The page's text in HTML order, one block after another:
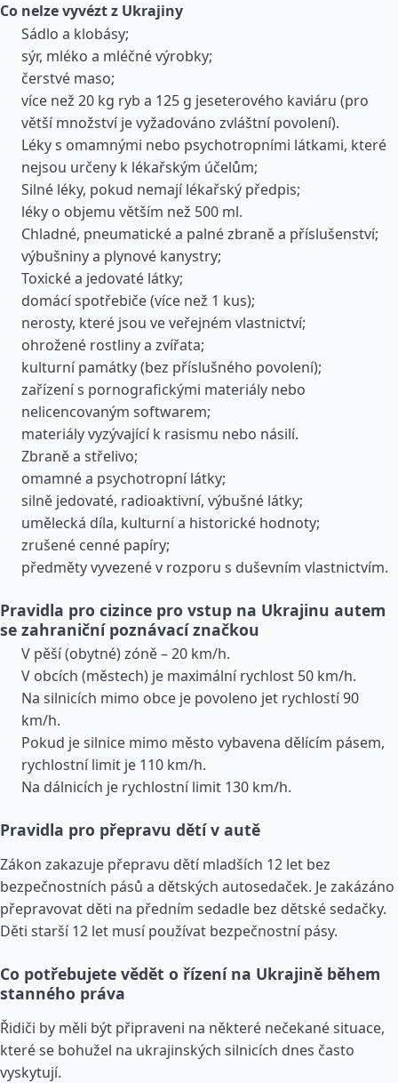
Co nelze vyvézt z Ukrajiny
Sádlo a klobásy;
sýr, mléko a mléčné výrobky;
čerstvé maso;
více než 20 kg ryb a 125 g jeseterového kaviáru (pro
větší množství je vyžadováno zvláštní povolení).
Léky s omamnými nebo psychotropními látkami, které
nejsou určeny k lékařským účelům;
Silné léky, pokud nemají lékařský předpis;
léky o objemu větším než 500 ml.
Chladné, pneumatické a palné zbraně a příslušenství;
výbušniny a plynové kanystry;
Toxické a jedovaté látky;
domácí spotřebiče (více než 1 kus);
nerosty, které jsou ve veřejném vlastnictví;
ohrožené rostliny a zvířata;
kulturní památky (bez příslušného povolení);
zařízení s pornografickými materiály nebo
nelicencovaným softwarem;
materiály vyzývající k rasismu nebo násilí.
Zbraně a střelivo;
omamné a psychotropní látky;
silně jedovaté, radioaktivní, výbušné látky;
umělecká díla, kulturní a historické hodnoty;
zrušené cenné papíry;
předměty vyvezené v rozporu s duševním vlastnictvím.
Pravidla pro cizince pro vstup na Ukrajinu autem
se zahraniční poznávací značkou
V pěší (obytné) zóně – 20 km/h.
V obcích (městech) je maximální rychlost 50 km/h.
Na silnicích mimo obce je povoleno jet rychlostí 90
km/h.
Pokud je silnice mimo město vybavena dělícím pásem,
rychlostní limit je 110 km/h.
Na dálnicích je rychlostní limit 130 km/h.
Pravidla pro přepravu dětí v autě
Zákon zakazuje přepravu dětí mladších 12 let bez
bezpečnostních pásů a dětských autosedaček. Je zakázáno
přepravovat děti na předním sedadle bez dětské sedačky.
Děti starší 12 let musí používat bezpečnostní pásy.
Co potřebujete vědět o řízení na Ukrajině během
stanného práva
Řidiči by měli být připraveni na některé nečekané situace,
které se bohužel na ukrajinských silnicích dnes často
vyskytují.